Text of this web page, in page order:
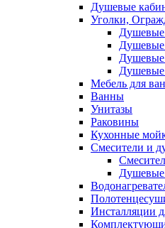
Душевые
Уголки,
Душевые
Душевые
Душевые
Мебель для
Ванны
Унитазы
Раковины
Кухонные
Смесители и
Инсталляции